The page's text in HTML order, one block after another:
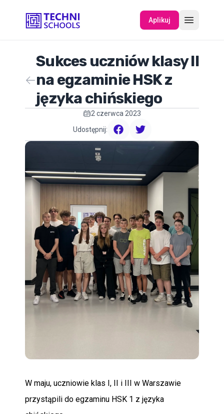
Aplikuj
O NAS
WYDARZENIA
POMOC
Sukces uczniów klasy II
na egzaminie HSK z
języka chińskiego
2 czerwca 2023
Udostępnij:
facebooktwitter
W maju, uczniowie klas I, II i III w Warszawie
przystąpili do egzaminu HSK 1 z języka